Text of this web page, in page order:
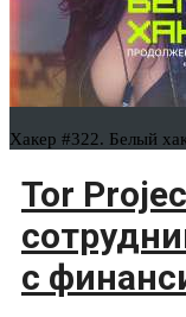
Хакер #322. Белый
Tor
с